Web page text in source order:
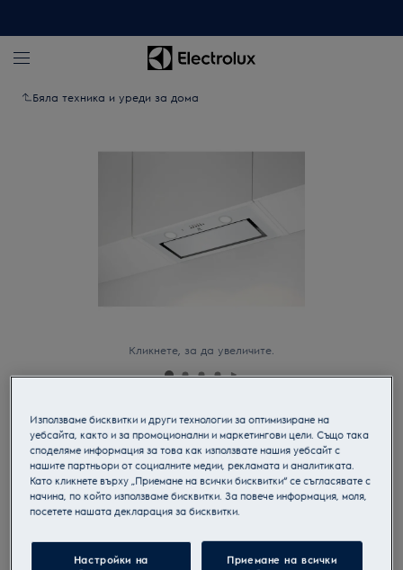
Бяла техника и уреди за дома
Кликнете, за да увеличите.
LFG716W
Абсорбатор за вграждане
Използваме бисквитки и други технологии за оптимизиране на
уебсайта, както и за промоционални и маркетингови цели. Също така
споделяме информация за това как използвате нашия уебсайт с
нашите партньори от социалните медии, рекламата и аналитиката.
Като кликнете върху „Приемане на всички бисквитки“ се съгласявате с
начина, по който използваме бисквитки. За повече информация, моля,
посетете нашата декларация за бисквитки.
Настройки на
Приемане на всички